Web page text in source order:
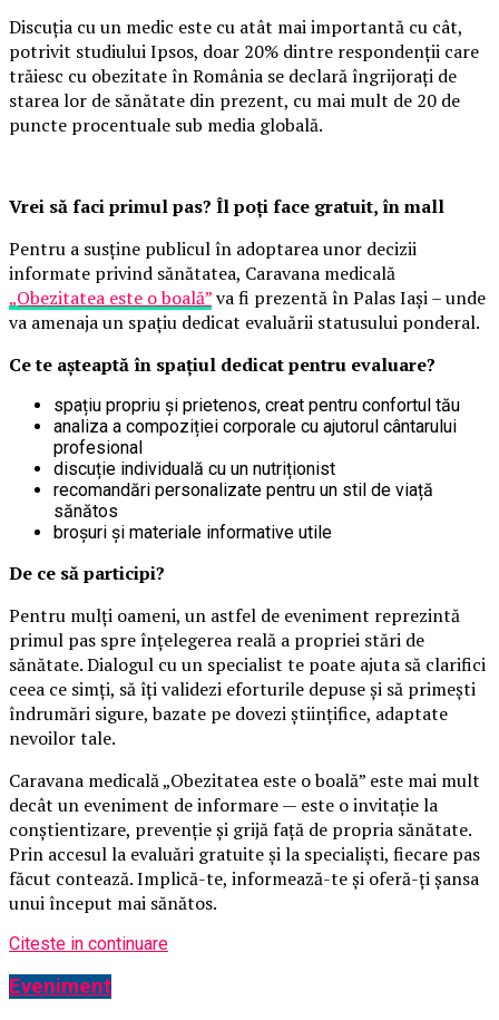
Discuția cu un medic este cu atât mai importantă cu cât,
potrivit studiului Ipsos, doar 20% dintre respondenții care
trăiesc cu obezitate în România se declară îngrijorați de
starea lor de sănătate din prezent, cu mai mult de 20 de
puncte procentuale sub media globală.
Vrei să faci primul pas? Îl poți face gratuit, în mall
Pentru a susține publicul în adoptarea unor decizii
informate privind sănătatea, Caravana medicală
„Obezitatea este o boală”va fi prezentă în Palas Iași – unde
va amenaja un spațiu dedicat evaluării statusului ponderal.
Ce te așteaptă în spațiul dedicat pentru evaluare?
spațiu propriu și prietenos, creat pentru confortul tău
analiza a compoziției corporale cu ajutorul cântarului
profesional
discuție individuală cu un nutriționist
recomandări personalizate pentru un stil de viață
sănătos
broșuri și materiale informative utile
De ce să participi?
Pentru mulți oameni, un astfel de eveniment reprezintă
primul pas spre înțelegerea reală a propriei stări de
sănătate. Dialogul cu un specialist te poate ajuta să clarifici
ceea ce simți, să îți validezi eforturile depuse și să primești
îndrumări sigure, bazate pe dovezi științifice, adaptate
nevoilor tale.
Caravana medicală „Obezitatea este o boală” este mai mult
decât un eveniment de informare — este o invitație la
conștientizare, prevenție și grijă față de propria sănătate.
Prin accesul la evaluări gratuite și la specialiști, fiecare pas
făcut contează. Implică-te, informează-te și oferă-ți șansa
unui început mai sănătos.
Citeste in continuare
Eveniment